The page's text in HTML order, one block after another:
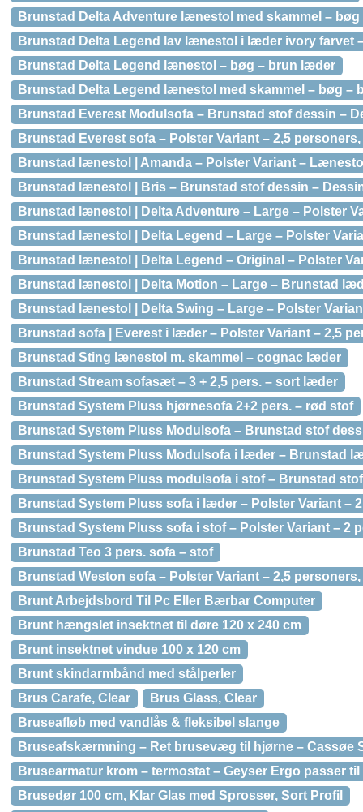
Brunstad Delta Adventure lænestol med skammel –
Brunstad Delta Legend lav lænestol i læder ivory farvet
Brunstad Delta Legend lænestol – bøg – brun læder
Brunstad Delta Legend lænestol med skammel – bøg –
Brunstad Everest Modulsofa – Brunstad stof dessin –
Brunstad Everest sofa – Polster Variant – 2,5
Brunstad lænestol | Amanda – Polster Variant –
Brunstad lænestol | Bris – Brunstad stof dessin –
Brunstad lænestol | Delta Adventure – Large – Polster
Brunstad lænestol | Delta Legend – Large – Polster
Brunstad lænestol | Delta Legend – Original – Polster
Brunstad lænestol | Delta Motion – Large – Brunstad
Brunstad lænestol | Delta Swing – Large – Polster
Brunstad sofa | Everest i læder – Polster Variant – 2,5
Brunstad Sting lænestol m. skammel – cognac læder
Brunstad Stream sofasæt – 3 + 2,5 pers. – sort læder
Brunstad System Pluss hjørnesofa 2+2 pers. – rød stof
Brunstad System Pluss Modulsofa – Brunstad stof
Brunstad System Pluss Modulsofa i læder – Brunstad
Brunstad System Pluss modulsofa i stof – Brunstad
Brunstad System Pluss sofa i læder – Polster Variant
Brunstad System Pluss sofa i stof – Polster Variant –
Brunstad Teo 3 pers. sofa – stof
Brunstad Weston sofa – Polster Variant – 2,5
Brunt Arbejdsbord Til Pc Eller Bærbar Computer
Brunt hængslet insektnet til døre 120 x 240 cm
Brunt insektnet vindue 100 x 120 cm
Brunt skindarmbånd med stålperler
Brus Carafe, Clear
Brus Glass, Clear
Bruseafløb med vandlås & fleksibel slange
Bruseafskærmning – Ret brusevæg til hjørne – Cassøe
Brusearmatur krom – termostat – Geyser Ergo passer til
Brusedør 100 cm, Klar Glas med Sprosser, Sort Profil